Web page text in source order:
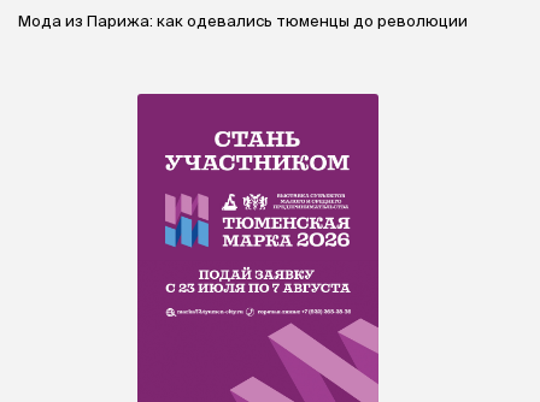
Мода из Парижа: как одевались тюменцы до революции